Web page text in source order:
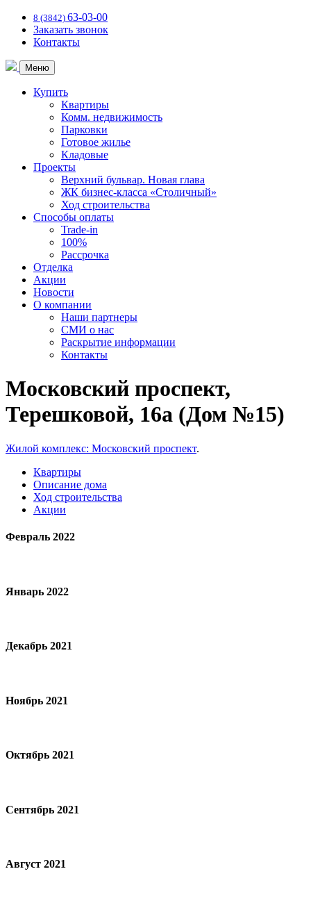
8 (3842) 63-03-00
Заказать звонок
Контакты
Меню
Купить
Квартиры
Комм. недвижимость
Парковки
Готовое жилье
Кладовые
Проекты
Верхний бульвар. Новая глава
ЖК бизнес-класса «Столичный»
Ход строительства
Способы оплаты
Trade-in
100%
Рассрочка
Отделка
Акции
Новости
О компании
Наши партнеры
СМИ о нас
Раскрытие информации
Контакты
Московский проспект,
Терешковой, 16а (Дом №15)
Жилой комплекс: Московский проспект.
Квартиры
Описание дома
Ход строительства
Акции
Февраль 2022
Январь 2022
Декабрь 2021
Ноябрь 2021
Октябрь 2021
Сентябрь 2021
Август 2021